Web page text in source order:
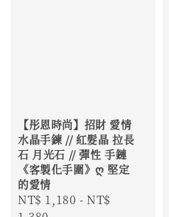
【彤恩時尚】招財 愛情
水晶手鍊 // 紅髮晶 拉長
石 月光石 // 彈性 手鏈
《客製化手圍》ღ 堅定
的愛情
Regular
NT$ 1,180 -NT$